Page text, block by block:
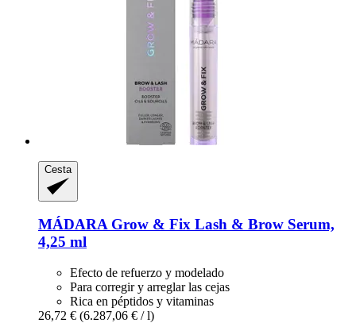
Cesta
MÁDARAGrow & Fix Lash & Brow Serum,
4,25 ml
Efecto de refuerzo y modelado
Para corregir y arreglar las cejas
Rica en péptidos y vitaminas
26,72 € (6.287,06 € / l)